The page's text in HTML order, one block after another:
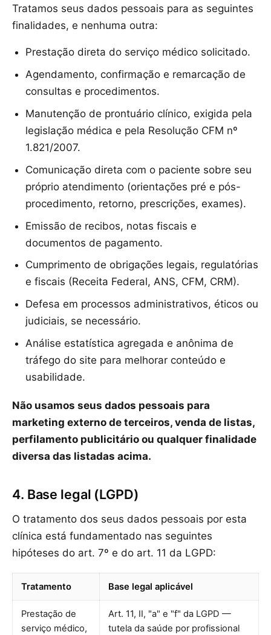
Tratamos seus dados pessoais para as seguintes
finalidades, e nenhuma outra:
Prestação direta do serviço médico solicitado.
Agendamento, confirmação e remarcação de
consultas e procedimentos.
Manutenção de prontuário clínico, exigida pela
legislação médica e pela Resolução CFM nº
1.821/2007.
Comunicação direta com o paciente sobre seu
próprio atendimento (orientações pré e pós-
procedimento, retorno, prescrições, exames).
Emissão de recibos, notas fiscais e
documentos de pagamento.
Cumprimento de obrigações legais, regulatórias
e fiscais (Receita Federal, ANS, CFM, CRM).
Defesa em processos administrativos, éticos ou
judiciais, se necessário.
Análise estatística agregada e anônima de
tráfego do site para melhorar conteúdo e
usabilidade.
Não usamos seus dados pessoais para
marketing externo de terceiros, venda de listas,
perfilamento publicitário ou qualquer finalidade
diversa das listadas acima.
4. Base legal (LGPD)
O tratamento dos seus dados pessoais por esta
clínica está fundamentado nas seguintes
hipóteses do art. 7º e do art. 11 da LGPD:
Tratamento Base legal aplicável
Prestação de
serviço médico,
Art. 11, II, "a" e "f" da LGPD —
tutela da saúde por profissional